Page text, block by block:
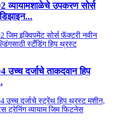
उपकरण सोर्स
दर्जाचे ताकदवान हिप